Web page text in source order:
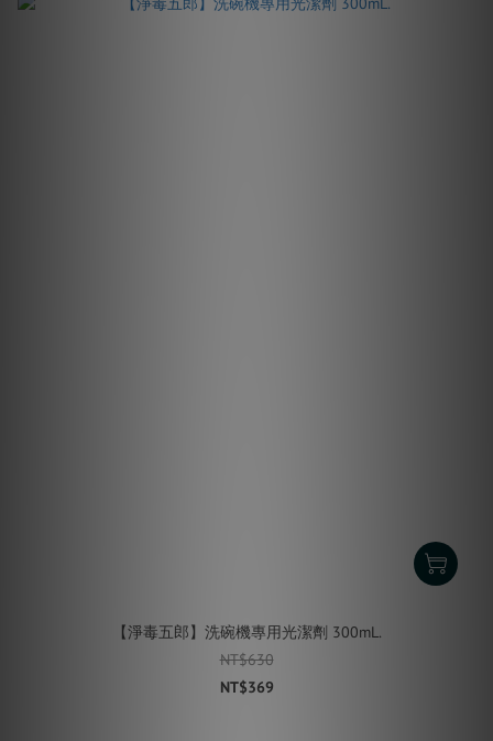
【淨毒五郎】洗碗機專用光潔劑 300mL.
NT$630
NT$369